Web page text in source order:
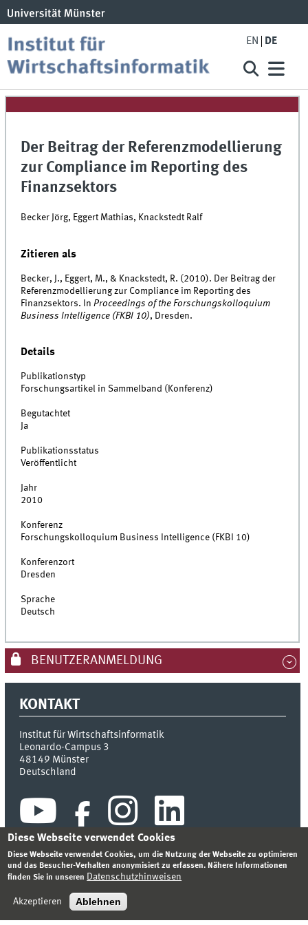
EN DE
Der Beitrag der Referenzmodellierung
zur Compliance im Reporting des
Finanzsektors
Becker Jörg, Eggert Mathias, Knackstedt Ralf
Zitieren als
Becker, J., Eggert, M., & Knackstedt, R. (2010). Der Beitrag der
Referenzmodellierung zur Compliance im Reporting des
Finanzsektors. InProceedings of the Forschungskolloquium
Business Intelligence (FKBI 10), Dresden.
Details
Publikationstyp
Forschungsartikel in Sammelband (Konferenz)
Begutachtet
Ja
Publikationsstatus
Veröffentlicht
Jahr
2010
Konferenz
Forschungskolloquium Business Intelligence (FKBI 10)
Konferenzort
Dresden
Sprache
Deutsch
BENUTZERANMELDUNG
KONTAKT
Institut für Wirtschaftsinformatik
Leonardo-Campus 3
48149 Münster
Deutschland
DATENSCHUTZHINWEIS
© 2026 INSTITUT FÜR WIRTSCHAFTSINFORMATIK
Diese Webseite verwendet Cookies
Diese Webseite verwendet Cookies, um die Nutzung der Webseite zu optimieren
und das Besucher-Verhalten anonymisiert zu erfassen. Nähere Informationen
finden Sie in unseren Datenschutzhinweisen
Akzeptieren Ablehnen